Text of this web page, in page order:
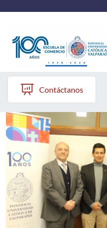
Quiénes somos
Vinculación con el Medio
Formación Continua
ALUMNI
Contáctanos
Escuela de